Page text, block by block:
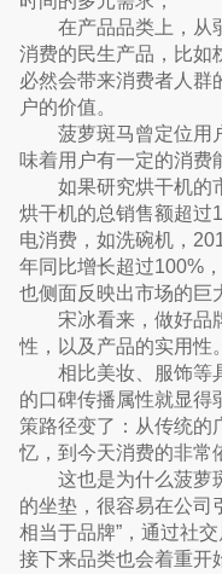
在产品品类上，从
消费的民生产品，比如
必然会带来消费者人群
户的价值。
菠萝斑马曾定位用
味着用户有一定的消费
如果研究烘干机的
烘干机的总销售额超过
电消费，如洗碗机，
年同比增长超过100%
也侧面反映出市场的巨
宋冰看来，做好品
性，以及产品的实用性。
相比美妆、服饰等
的口碑传播属性就显得
策路径变了：从传统的
忆，到今天消费的非常
这也是为什么菠萝
的坐垫，很容易在公司
相当于品牌”，通过社
接下来品类也会着重开